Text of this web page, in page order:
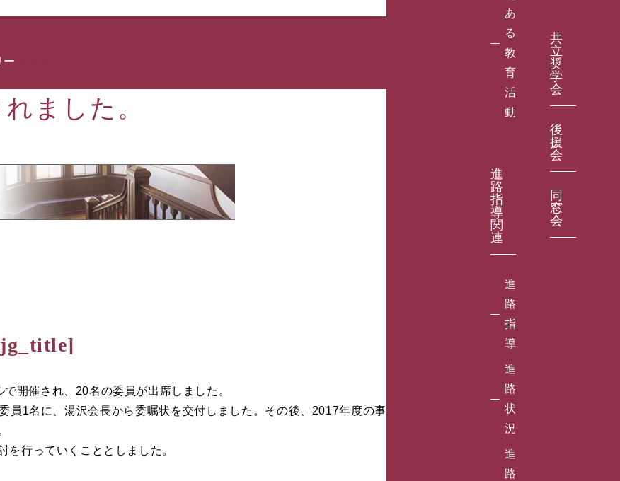
ー
ました。
開催され、20名の委員が出席しました。
1名に、湯沢会長から委嘱状を交付しました。その後、2017年度の事
を行っていくこととしました。
あ
る
教
育
活
動
進
路
指
導
関
連
進
路
指
導
進
路
状
況
進
路
共
立
奨
学
会
後
援
会
同
窓
会